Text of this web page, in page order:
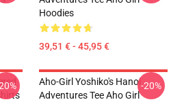
Hoodies
39,51 € - 45,95 €
Aho-Girl Yoshiko's Hanoi
Adventures Tee Aho Girl
-20%